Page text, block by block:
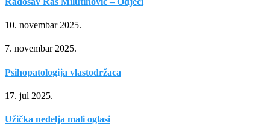
10. novembar 2025.
7. novembar 2025.
Psihopatologija vlastodržaca
17. jul 2025.
Užička nedelja mali oglasi